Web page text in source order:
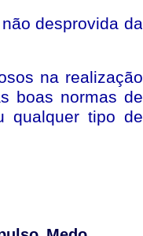
desprovida da
na realização
boas normas de
qualquer tipo de